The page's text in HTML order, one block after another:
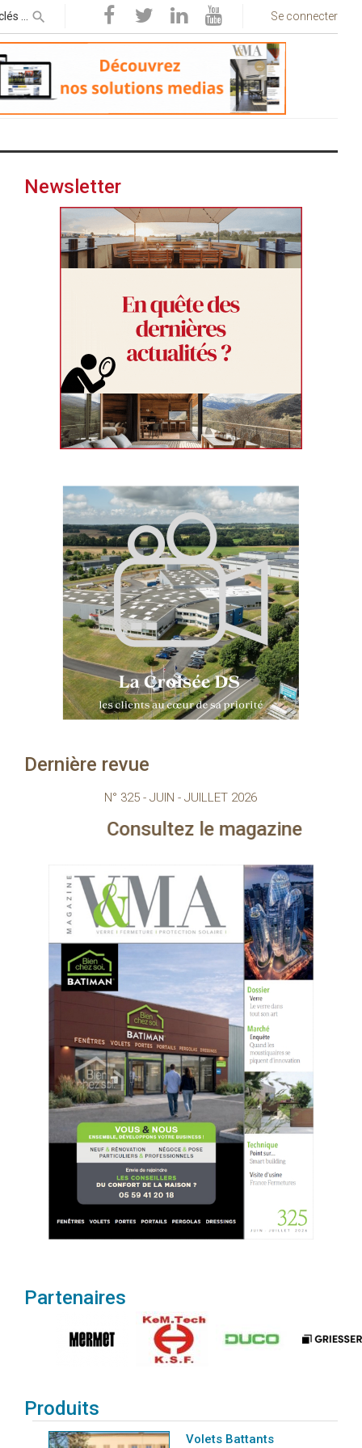
Se connecter
Newsletter
Dernière revue
N° 325 - JUIN - JUILLET 2026
Consultez le magazine
Partenaires
Produits
Volets Battants